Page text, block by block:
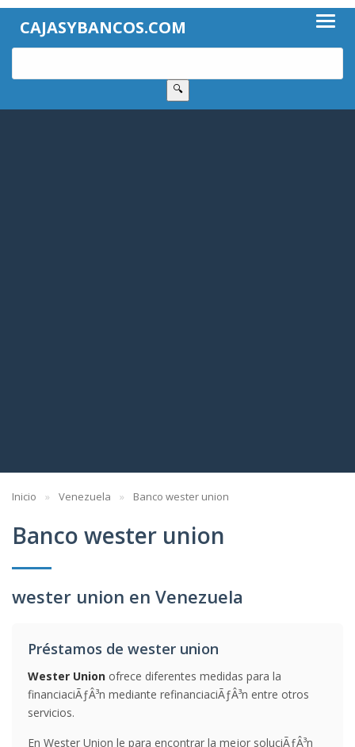
CAJASYBANCOS.COM
🔍
Inicio Venezuela Banco wester union
Banco wester union
wester union en Venezuela
Préstamos de wester union
Wester Union ofrece diferentes medidas para la
financiaciÃƒÂ³n mediante refinanciaciÃƒÂ³n entre otros
servicios.
En Wester Union le para encontrar la mejor soluciÃƒÂ³n